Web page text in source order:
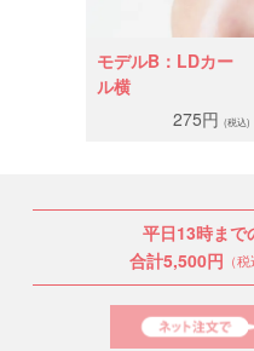
モデルB：LDカー
ル横
275円 (税込)
平日13時まで
合計5,500円 （税